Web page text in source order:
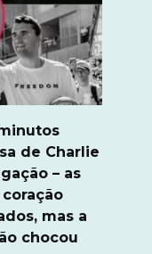
de Charlie
– as
mas a
chocou